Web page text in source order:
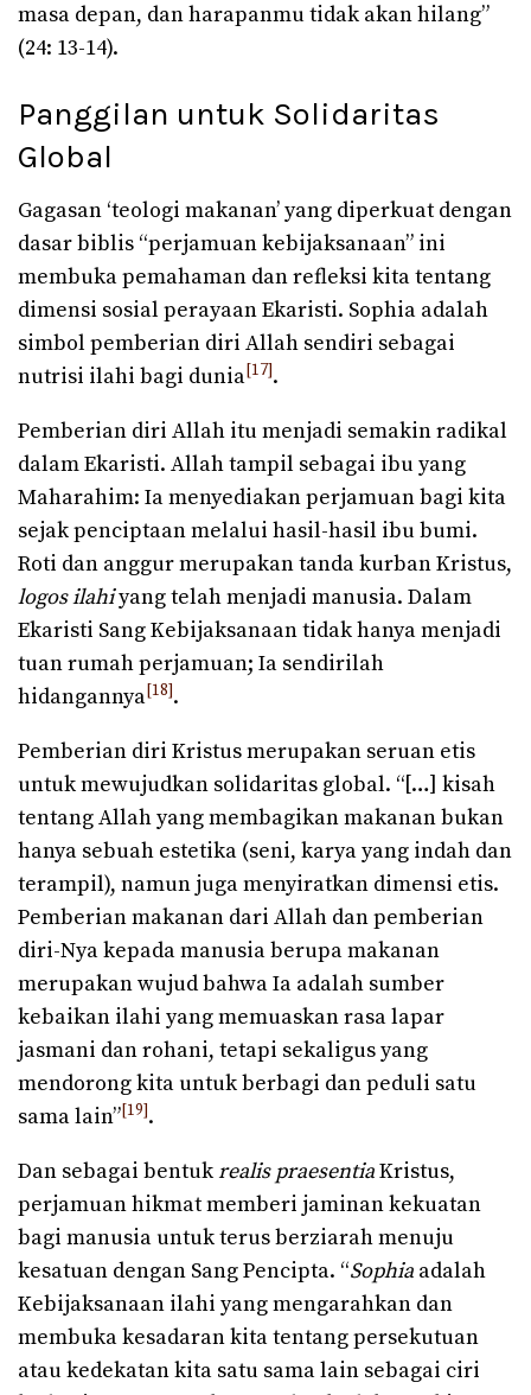
masa depan, dan harapanmu tidak akan hilang”
(24: 13-14).
Panggilan untuk Solidaritas
Global
Gagasan ‘teologi makanan’ yang diperkuat dengan
dasar biblis “perjamuan kebijaksanaan” ini
membuka pemahaman dan refleksi kita tentang
dimensi sosial perayaan Ekaristi. Sophia adalah
simbol pemberian diri Allah sendiri sebagai
nutrisi ilahi bagi dunia[17].
Pemberian diri Allah itu menjadi semakin radikal
dalam Ekaristi. Allah tampil sebagai ibu yang
Maharahim: Ia menyediakan perjamuan bagi kita
sejak penciptaan melalui hasil-hasil ibu bumi.
Roti dan anggur merupakan tanda kurban Kristus,
logos ilahiyang telah menjadi manusia. Dalam
Ekaristi Sang Kebijaksanaan tidak hanya menjadi
tuan rumah perjamuan; Ia sendirilah
hidangannya[18].
Pemberian diri Kristus merupakan seruan etis
untuk mewujudkan solidaritas global. “[…] kisah
tentang Allah yang membagikan makanan bukan
hanya sebuah estetika (seni, karya yang indah dan
terampil), namun juga menyiratkan dimensi etis.
Pemberian makanan dari Allah dan pemberian
diri-Nya kepada manusia berupa makanan
merupakan wujud bahwa Ia adalah sumber
kebaikan ilahi yang memuaskan rasa lapar
jasmani dan rohani, tetapi sekaligus yang
mendorong kita untuk berbagi dan peduli satu
sama lain”[19].
Dan sebagai bentukrealis praesentiaKristus,
perjamuan hikmat memberi jaminan kekuatan
bagi manusia untuk terus berziarah menuju
kesatuan dengan Sang Pencipta. “Sophia adalah
Kebijaksanaan ilahi yang mengarahkan dan
membuka kesadaran kita tentang persekutuan
atau kedekatan kita satu sama lain sebagai ciri